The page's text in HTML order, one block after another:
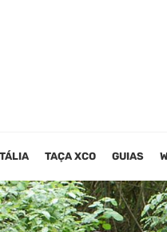
TAÇA XCO GUIAS